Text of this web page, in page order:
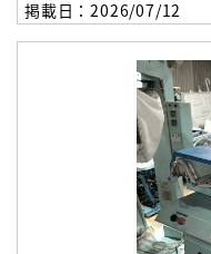
掲載日：2026/07/12